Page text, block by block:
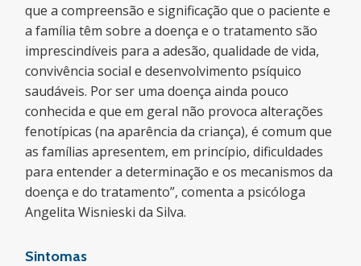
que a compreensão e significação que o paciente e
a família têm sobre a doença e o tratamento são
imprescindíveis para a adesão, qualidade de vida,
convivência social e desenvolvimento psíquico
saudáveis. Por ser uma doença ainda pouco
conhecida e que em geral não provoca alterações
fenotípicas (na aparência da criança), é comum que
as famílias apresentem, em princípio, dificuldades
para entender a determinação e os mecanismos da
doença e do tratamento”, comenta a psicóloga
Angelita Wisnieski da Silva.
Sintomas